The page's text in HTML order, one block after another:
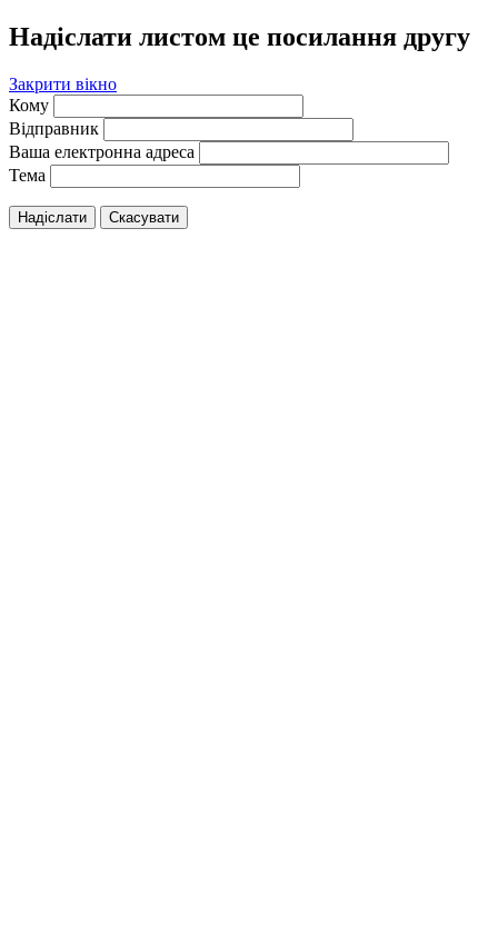
Надіслати листом це посилання другу
Закрити вікно
Кому
Відправник
Ваша електронна адреса
Тема
Надіслати Скасувати